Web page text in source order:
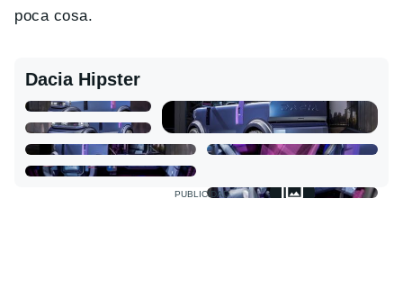
poca cosa.
Dacia Hipster